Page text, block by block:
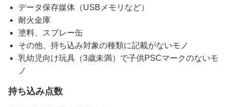
データ保存媒体（USBメモリなど）
耐火金庫
塗料、スプレー缶
その他、持ち込み対象の種類に記載がないモノ
乳幼児向け玩具（3歳未満）で子供PSCマークのないモ
ノ
持ち込み点数